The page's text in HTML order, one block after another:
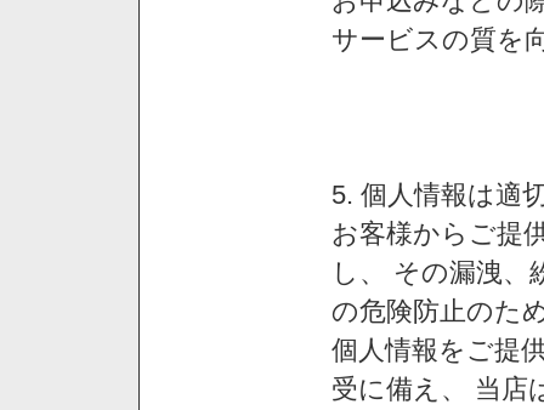
サービスの質を
5. 個人情報は適
お客様からご提
し、 その漏洩、
の危険防止のた
個人情報をご提
受に備え、 当店